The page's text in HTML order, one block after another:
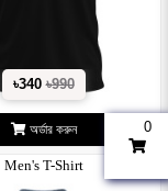
৳340৳990
অর্ডার করুন
Men's T-Shirt
0